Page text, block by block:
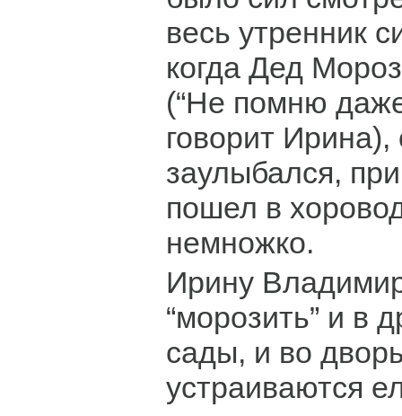
весь утренник
когда Дед
(“Не помню
говорит Ирина),
заулыбался,
пошел в
немножко.
Ирину
“морозить” и в
сады, и во
устраиваются